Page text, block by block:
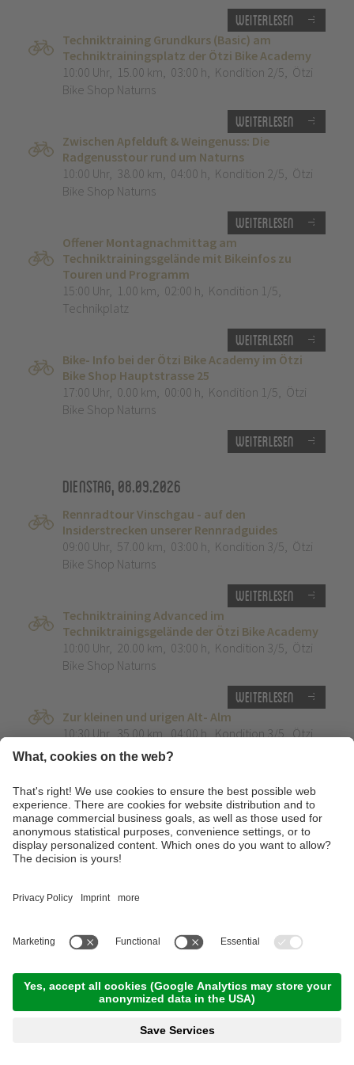
Weiterlesen
Techniktraining Grundkurs (Basic) am
Techniktrainingsplatz der Ötzi Bike Academy
10:00 Uhr, 15.00 km, 03:00 h, Kondition 2/5, Ötzi
Bike Shop Naturns
Weiterlesen
Zwischen Apfelduft & Weingenuss: Die
Radgenusstour rund um Naturns
10:00 Uhr, 38.00 km, 04:00 h, Kondition 2/5, Ötzi
Bike Shop Naturns
Weiterlesen
Offener Montagnachmittag am
Techniktrainingsgelände mit Bikeinfos zu
Touren und Programm
15:00 Uhr, 1.00 km, 02:00 h, Kondition 1/5,
Technikplatz
Weiterlesen
Bike- Info bei der Ötzi Bike Academy im Ötzi
Bike Shop Hauptstrasse 25
17:00 Uhr, 0.00 km, 00:00 h, Kondition 1/5, Ötzi
Bike Shop Naturns
Weiterlesen
Dienstag, 08.09.2026
Rennradtour Vinschgau - auf den
Insiderstrecken unserer Rennradguides
09:00 Uhr, 57.00 km, 03:00 h, Kondition 3/5, Ötzi
Bike Shop Naturns
Weiterlesen
Techniktraining Advanced im
Techniktrainigsgelände der Ötzi Bike Academy
10:00 Uhr, 20.00 km, 03:00 h, Kondition 3/5, Ötzi
Bike Shop Naturns
Weiterlesen
Zur kleinen und urigen Alt- Alm
10:30 Uhr,35.00 km,04:00 h,Kondition 3/5,Ötzi
Bike Shop Naturns
Mittwoch, 09.09.2026
Panorama Trailtour am Naturnser Nörderberg
Techniktraining Grundkurs (Basic) am
10:00 Uhr,15.00 km,03:00 h,Kondition 2/5,Ötzi
Bike Shop Naturns